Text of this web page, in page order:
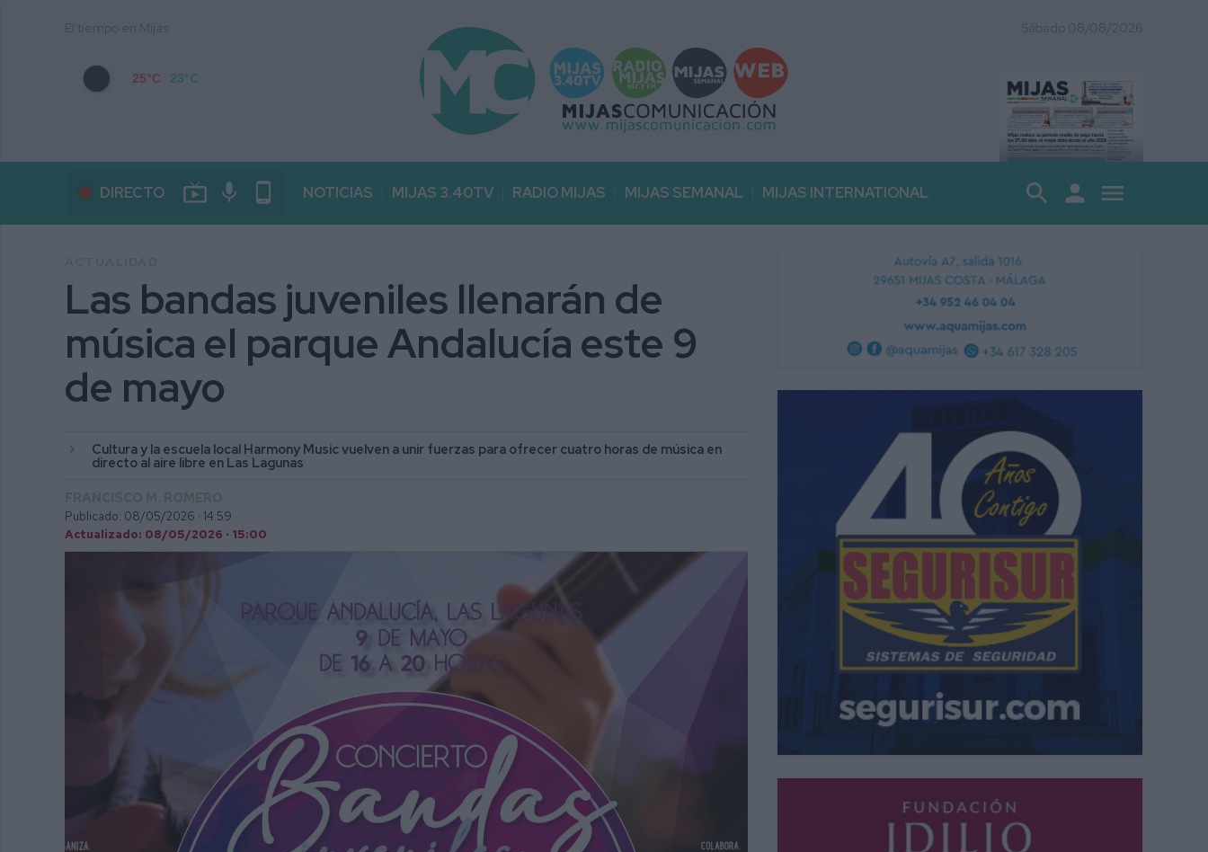
25°C 23°C
DIRECTO live_tv mic phone_android NOTICIAS MIJAS 3.40TV RADIO MIJAS MIJAS SEMANAL MIJAS INTERNATIONAL search person menu
Las bandas juveniles llenarán de
música el parque Andalucía este 9
de mayo
Cultura y la escuela local Harmony Music vuelven a unir fuerzas para ofrecer cuatro horas de música en
directo al aire libre en Las Lagunas
Publicado: 08/05/2026 · 14:59
Actualizado: 08/05/2026 · 15:00